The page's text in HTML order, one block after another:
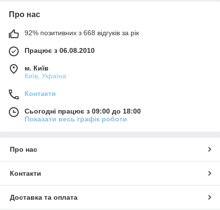
Про нас
92% позитивних з 668 відгуків за рік
Працює з 06.08.2010
м. Київ
Київ, Україна
Контакти
Сьогодні працює з 09:00 до 18:00
Показати весь графік роботи
Про нас
Контакти
Доставка та оплата